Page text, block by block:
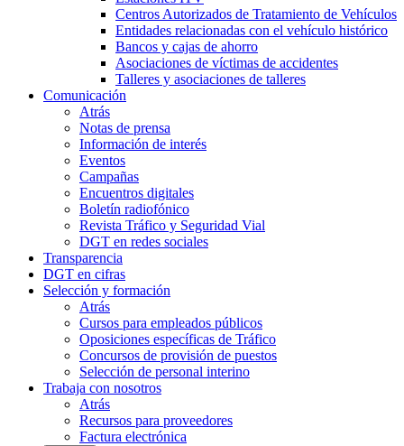
Centros Autorizados de Tratamiento de Vehículos
Entidades relacionadas con el vehículo histórico
Bancos y cajas de ahorro
Asociaciones de víctimas de accidentes
Talleres y asociaciones de talleres
Comunicación
Atrás
Notas de prensa
Información de interés
Eventos
Campañas
Encuentros digitales
Boletín radiofónico
Revista Tráfico y Seguridad Vial
DGT en redes sociales
Transparencia
DGT en cifras
Selección y formación
Atrás
Cursos para empleados públicos
Oposiciones específicas de Tráfico
Concursos de provisión de puestos
Selección de personal interino
Trabaja con nosotros
Atrás
Recursos para proveedores
Factura electrónica